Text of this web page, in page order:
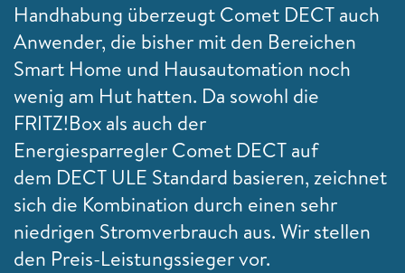
Handhabung überzeugt Comet DECT auch
Anwender, die bisher mit den Bereichen
Smart Home und Hausautomation noch
wenig am Hut hatten. Da sowohl die
FRITZ!Box als auch der
Energiesparregler Comet DECT auf
dem DECT ULE Standard basieren, zeichnet
sich die Kombination durch einen sehr
niedrigen Stromverbrauch aus. Wir stellen
den Preis-Leistungssieger vor.